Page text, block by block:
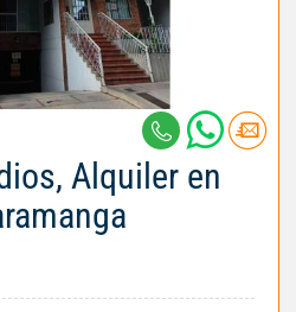
Alquiler en